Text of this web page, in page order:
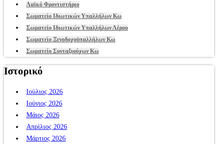
Λαϊκό Φροντιστήριο
Σωματείο Ιδιωτικών Υπαλλήλων Κω
Σωματείο Ιδιωτικών Υπαλλήλων Λέρου
Σωματείο Ξενοδοχοϋπαλλήλων Κω
Σωματείο Συνταξιούχων Κω
Ιστορικό
Ιούλιος 2026
Ιούνιος 2026
Μάιος 2026
Απρίλιος 2026
Μάρτιος 2026